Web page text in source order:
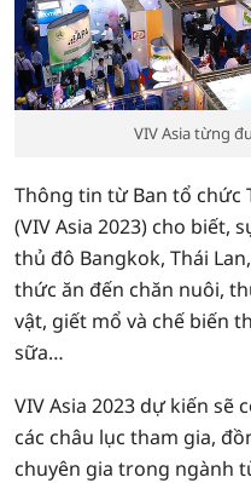
VIV Asia từng
Thông tin từ Ban tổ chức
(VIV Asia 2023) cho biết,
thủ đô Bangkok, Thái
thức ăn đến chăn nuôi,
vật, giết mổ và chế biến
sữa…
VIV Asia 2023 dự kiến sẽ
các châu lục tham gia,
chuyên gia trong ngành